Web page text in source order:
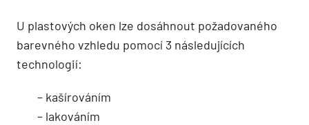
U plastových oken lze dosáhnout požadovaného
barevného vzhledu pomocí 3 následujících
technologií:
– kašírováním
– lakováním